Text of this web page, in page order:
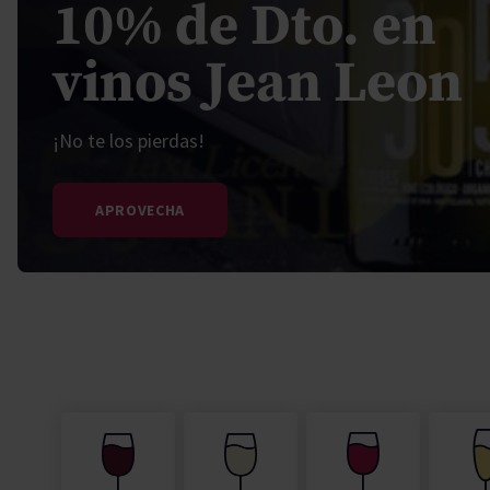
Secano interior
Moët
Pisco
Vodka
Torres
Paco y Lola
Padró & Co
Torres Brandy
Torres
10% de Dto. en
vinos Jean Leon
¡No te los pierdas!
APROVECHA